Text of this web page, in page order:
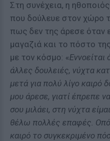
Στη συνέχεια, η
που δούλευε στον χώρο
πως δεν της άρεσε όταν
μαγαζιά και το πόστο
με τον κόσμο: «Εννοείται
άλλες δουλειές, νύχτα
μετά για πολύ λίγο
μου άρεσε, γιατί έπρεπε
σου μιλάει, στη νύχτα
θέλω πολλές επαφές.
καιρό το συγκεκριμένο